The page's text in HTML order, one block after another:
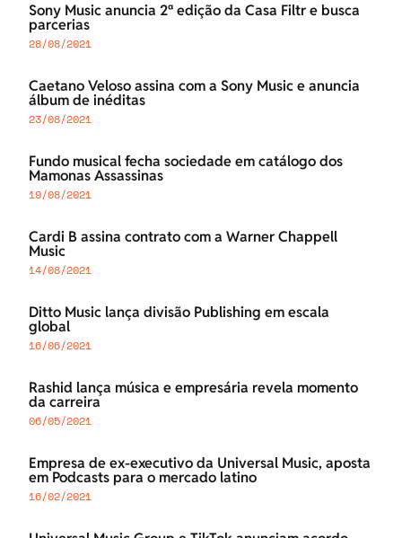
Sony Music anuncia 2ª edição da Casa Filtr e busca
parcerias
28/08/2021
Caetano Veloso assina com a Sony Music e anuncia
álbum de inéditas
23/08/2021
Fundo musical fecha sociedade em catálogo dos
Mamonas Assassinas
19/08/2021
Cardi B assina contrato com a Warner Chappell
Music
14/08/2021
Ditto Music lança divisão Publishing em escala
global
16/06/2021
Rashid lança música e empresária revela momento
da carreira
06/05/2021
Empresa de ex-executivo da Universal Music, aposta
em Podcasts para o mercado latino
16/02/2021